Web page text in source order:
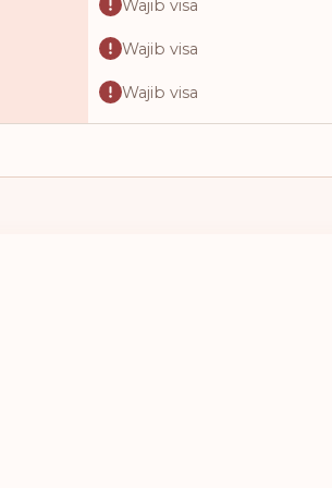
Wajib visa
Wajib visa
Wajib visa
Wajib visa